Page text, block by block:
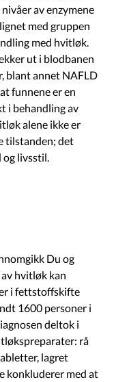
av enzymene
med gruppen
med hvitløk.
ut i blodbanen
blant annet NAFLD
funnene er en
i behandling av
alene ikke er
tilstanden; det
livsstil.
Du og
hvitløk kan
i fettstoffskifte
1600 personer i
deltok i
rå
lagret
konkluderer med at